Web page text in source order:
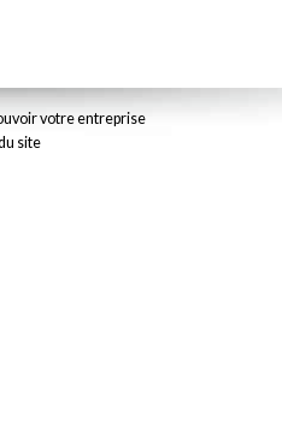
votre entreprise
site